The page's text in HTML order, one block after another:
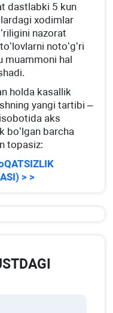
dastlabki 5 kun
хodimlar
nazorat
notoʻgʻri
muammoni hal
holda kasallik
yangi tartibi –
aks
boʻlgan barcha
topasiz:
> >